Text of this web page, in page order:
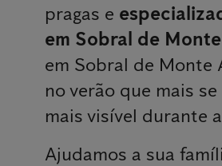
pragas e
em Sobral de
em Sobral de Monte
no verão que mais
mais visível durante
Ajudamos a sua